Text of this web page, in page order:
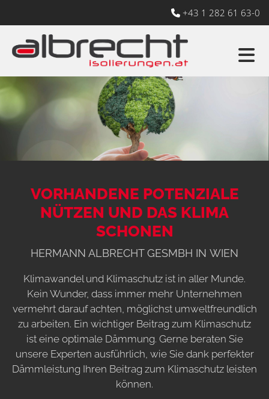
 +43 1 282 61 63-0
VORHANDENE POTENZIALE
NÜTZEN UND DAS KLIMA
SCHONEN
HERMANN ALBRECHT GESMBH IN WIEN
Klimawandel und Klimaschutz ist in aller Munde.
Kein Wunder, dass immer mehr Unternehmen
vermehrt darauf achten, möglichst umweltfreundlich
zu arbeiten. Ein wichtiger Beitrag zum Klimaschutz
ist eine optimale Dämmung. Gerne beraten Sie
unsere Experten ausführlich, wie Sie dank perfekter
Dämmleistung Ihren Beitrag zum Klimaschutz leisten
können.